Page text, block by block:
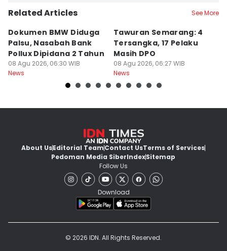
Related Articles See More
Dokumen BMW Diduga
Palsu, Nasabah Bank
Pollux Dipidana 2 Tahun
08 Agu 2026, 06:30 WIB
News
Tawuran Semarang: 4
Tersangka, 17 Pelaku
Masih DPO
08 Agu 2026, 06:27 WIB
News
About UsEditorial TeamContact UsTerms of Services
Pedoman Media SiberIndexSitemap
Follow Us
Download
© 2026 IDN. All Rights Reserved.